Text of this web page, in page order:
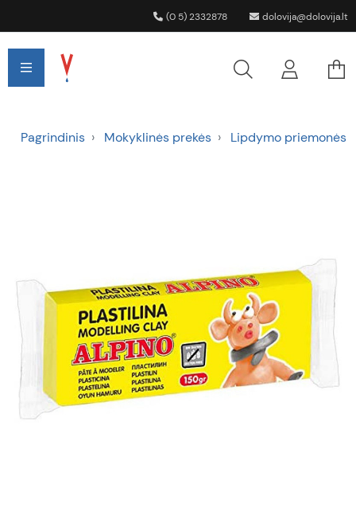
(0 5) 2332878 dolovija@dolovija.lt
Pagrindinis Mokyklinės prekės Lipdymo priemonės